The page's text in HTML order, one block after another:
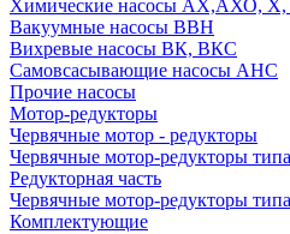
Химические насосы АХ,АХО,
Вакуумные насосы ВВН
Вихревые насосы ВК, ВКС
Самовсасывающие насосы АНС
Прочие насосы
Мотор-редукторы
Червячные мотор - редукторы
Червячные мотор-редукторы
Редукторная часть
Червячные мотор-редукторы
Комплектующие